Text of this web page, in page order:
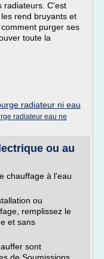
radiateurs. C'est
rend bruyants et
purger ses
toute la
radiateur ni eau
radiateur eau ne
ou au
chauffage à l'eau
ou
remplissez le
et sans
sont